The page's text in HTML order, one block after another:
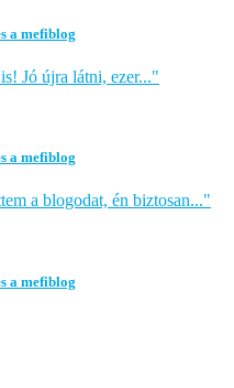
a mefiblog
Jó újra látni, ezer..."
a mefiblog
a blogodat, én biztosan..."
a mefiblog